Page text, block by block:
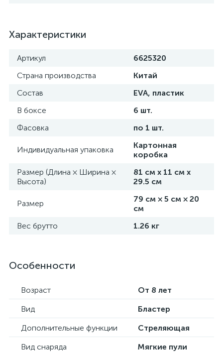
Характеристики
Артикул
6625320
Страна производства
Китай
Состав
EVA, пластик
В боксе
6 шт.
Фасовка
по 1 шт.
Индивидуальная упаковка
Картонная
коробка
Размер (Длина × Ширина ×
Высота)
81 см х 11 см х
29.5 см
Размер
79 см × 5 см × 20
см
Вес брутто
1.26 кг
Особенности
Возраст
От 8 лет
Вид
Бластер
Дополнительные функции
Стреляющая
Вид снаряда
Мягкие пули